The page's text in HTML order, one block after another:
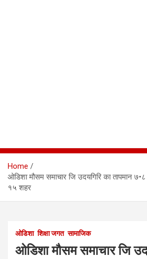
Home
ओडिशा मौसम समाचार जि उदयगिरि का तापमान
१५ शहर
ओडिशा शिक्षा जगत सामाजिक
ओडिशा मौसम समाचार जि